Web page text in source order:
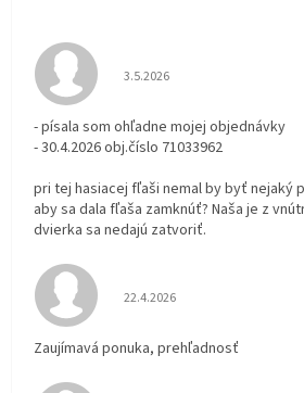
Hodnotenie obchodu je 3 z
3.5.2026
- písala som ohľadne mojej objednávky
- 30.4.2026 obj.číslo 71033962
pri tej hasiacej fľaši nemal by byť nejaký
aby sa dala fľaša zamknúť? Naša je z
dvierka sa nedajú zatvoriť.
Hodnotenie obchodu je 5 z
22.4.2026
Zaujímavá ponuka, prehľadnosť